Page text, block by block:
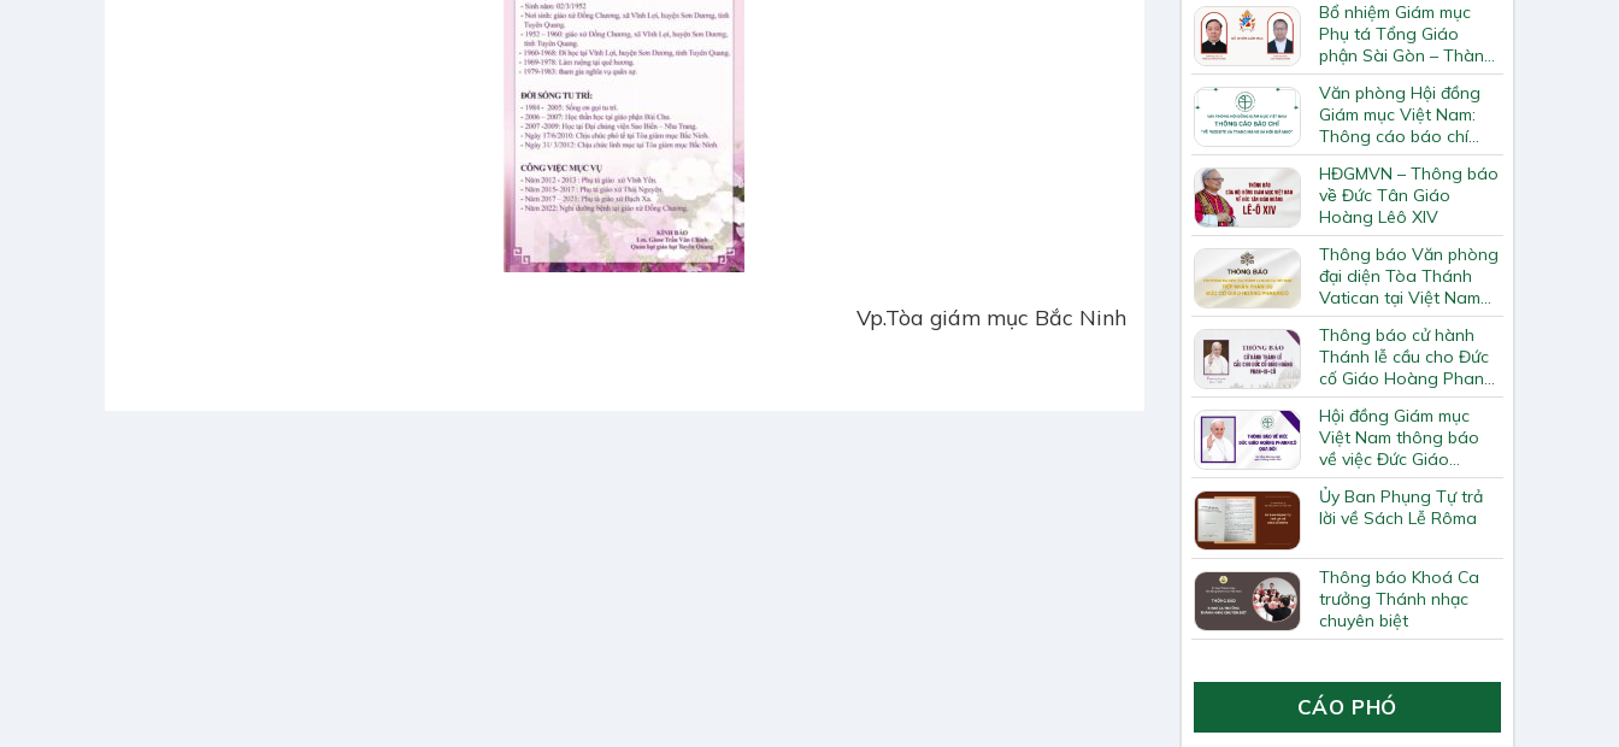
Vp.Tòa giám mục Bắc Ninh
Bổ nhiệm Giám mục
Phụ tá Tổng Giáo
phận Sài Gòn – Thành
phố Hồ Chí Minh, Giám
mục Phó giáo phận
Qui Nhơn
Văn phòng Hội đồng
Giám mục Việt Nam:
Thông cáo báo chí
ngày 15/7/2025
HĐGMVN – Thông báo
về Đức Tân Giáo
Hoàng Lêô XIV
Thông báo Văn phòng
đại diện Tòa Thánh
Vatican tại Việt Nam
tiếp nhận phân ưu Đức
cố Giáo Hoàng Phan-
xi-cô
Thông báo cử hành
Thánh lễ cầu cho Đức
cố Giáo Hoàng Phan-
xi-cô
Hội đồng Giám mục
Việt Nam thông báo
về việc Đức Giáo
hoàng Phanxicô qua
đời
Ủy Ban Phụng Tự trả
lời về Sách Lễ Rôma
Thông báo Khoá Ca
trưởng Thánh nhạc
chuyên biệt
CÁO PHÓ